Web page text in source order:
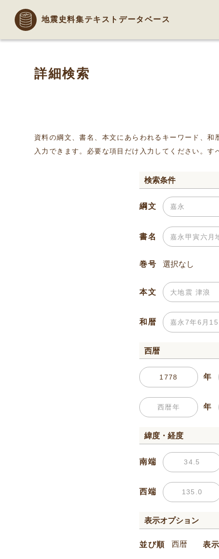
地震史料集テキストデータベース
詳細検索
資料の綱文、書名、本文にあらわれるキーワード、
入力できます。必要な項目だけ入力してください。
検索条件
綱文
書名
巻号
本文
和暦
西暦
年
年
緯度・経度
南端
西端
表示オプション
並び順 表